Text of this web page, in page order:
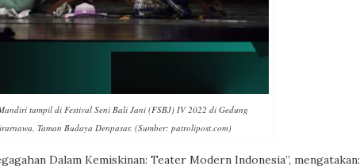
tampil di Festival Seni Bali Jani (FSBJ) IV 2022 di Gedung
Taman Budaya Denpasar. (Sumber: patrolipost.com)
Dalam Kemiskinan: Teater Modern Indonesia”, mengatakan: